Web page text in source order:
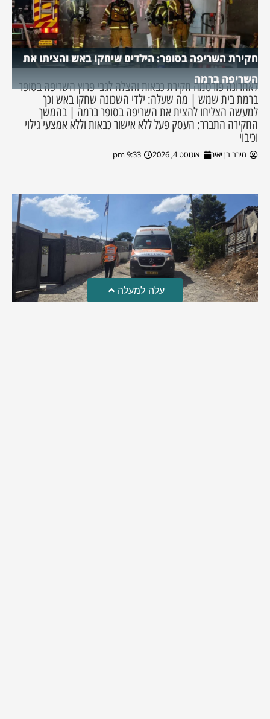
חקירת השריפה בסופר: הילדים שיחקו באש והציתו את
השריפה ברמה
לאחרונה פורסמה חקירת כבאות והצלה לגבי פרוץ השריפה בסופר
ברמת בית שמש | מה שעלה: ילדי השכונה שחקו באש וכך
למעשה הצליחו להצית את השריפה בסופר ברמה | בהמשך
החקירה התברר: העסק פעל ללא אישור כבאות וללא אמצעי גילוי
וכיבוי
מירב בן יאיר אוגוסט 4, 2026 9:33 pm
עלה למעלה